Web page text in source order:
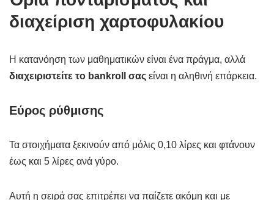
διαχείριση χαρτοφυλακίου
Η κατανόηση των μαθηματικών είναι ένα πράγμα, αλλά
διαχειριστείτε το bankroll σας είναι η αληθινή επάρκεια.
Εύρος ρύθμισης
Τα στοιχήματα ξεκινούν από μόλις 0,10 λίρες και φτάνουν
έως και 5 λίρες ανά γύρο.
Αυτή η σειρά σας επιτρέπει να παίζετε ακόμη και με